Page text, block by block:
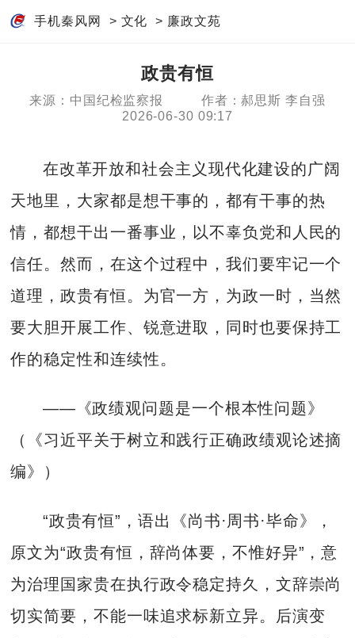
手机秦风网 > 文化 > 廉政文苑
政贵有恒
来源：中国纪检监察报
作者：郝思斯 李自强
2026-06-30 09:17
在改革开放和社会主义现代化建设的广阔
天地里，大家都是想干事的，都有干事的热
情，都想干出一番事业，以不辜负党和人民的
信任。然而，在这个过程中，我们要牢记一个
道理，政贵有恒。为官一方，为政一时，当然
要大胆开展工作、锐意进取，同时也要保持工
作的稳定性和连续性。
——《政绩观问题是一个根本性问题》
（《习近平关于树立和践行正确政绩观论述摘
编》）
“政贵有恒”，语出《尚书·周书·毕命》，
原文为“政贵有恒，辞尚体要，不惟好异”，意
为治理国家贵在执行政令稳定持久，文辞崇尚
切实简要，不能一味追求标新立异。后演变